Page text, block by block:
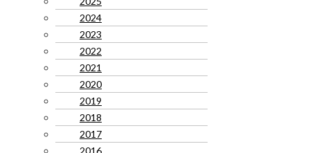
2024
2023
2022
2021
2020
2019
2018
2017
2016